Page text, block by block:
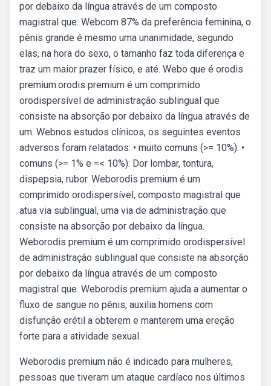
por debaixo da língua através de um composto
magistral que. Webcom 87% da preferência feminina, o
pênis grande é mesmo uma unanimidade, segundo
elas, na hora do sexo, o tamanho faz toda diferença e
traz um maior prazer físico, e até. Webo que é orodis
premium:orodis premium é um comprimido
orodispersível de administração sublingual que
consiste na absorção por debaixo da língua através de
um. Webnos estudos clínicos, os seguintes eventos
adversos foram relatados: • muito comuns (>= 10%): •
comuns (>= 1% e =< 10%): Dor lombar, tontura,
dispepsia, rubor. Weborodis premium é um
comprimido orodispersível, composto magistral que
atua via sublingual, uma via de administração que
consiste na absorção por debaixo da língua.
Weborodis premium é um comprimido orodispersível
de administração sublingual que consiste na absorção
por debaixo da língua através de um composto
magistral que. Weborodis premium ajuda a aumentar o
fluxo de sangue no pênis, auxilia homens com
disfunção erétil a obterem e manterem uma ereção
forte para a atividade sexual.
Weborodis premium não é indicado para mulheres,
pessoas que tiveram um ataque cardíaco nos últimos